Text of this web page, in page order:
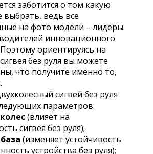
заботится о том какую
ведь все
на фото модели – лидеры
инновационного
ориентируясь на
без руля вы можете
что получите именно то,
сигвей без руля
параметров:
(влияет на
сигвея без руля);
(изменяет устойчивость
устройства без руля);